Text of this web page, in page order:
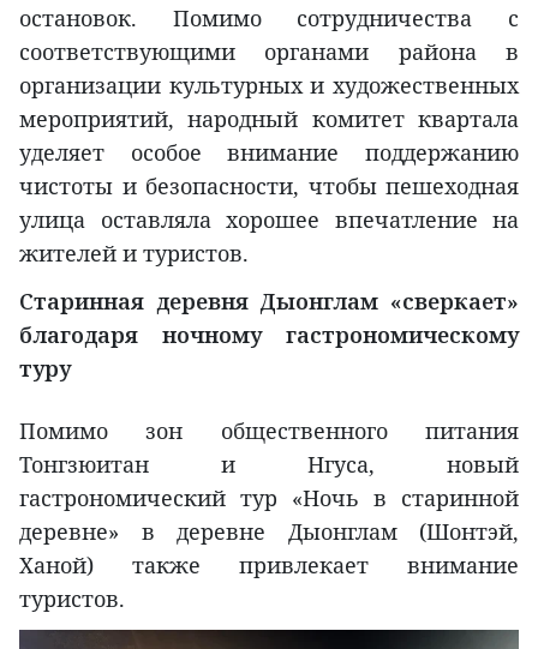
остановок. Помимо сотрудничества с
соответствующими органами района в
организации культурных и художественных
мероприятий, народный комитет квартала
уделяет особое внимание поддержанию
чистоты и безопасности, чтобы пешеходная
улица оставляла хорошее впечатление на
жителей и туристов.
Старинная деревня Дыонглам «сверкает»
благодаря ночному гастрономическому
туру
Помимо зон общественного питания
Тонгзюитан и Нгуса, новый
гастрономический тур «Ночь в старинной
деревне» в деревне Дыонглам (Шонтэй,
Ханой) также привлекает внимание
туристов.